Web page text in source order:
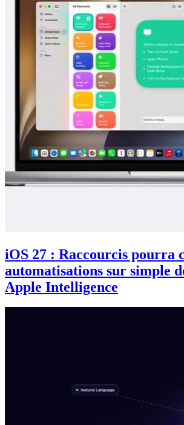
iOS 27 : Raccourcis pourra
automatisations sur simple
Apple Intelligence